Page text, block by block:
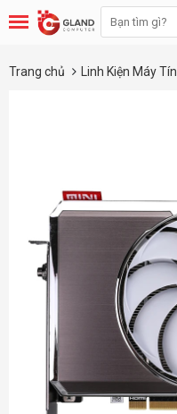
Trang chủ Linh Kiện Máy